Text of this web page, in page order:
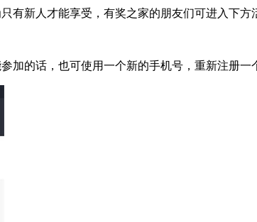
有新人才能享受，有奖之家的朋友们可进入下方
加的话，也可使用一个新的手机号，重新注册一